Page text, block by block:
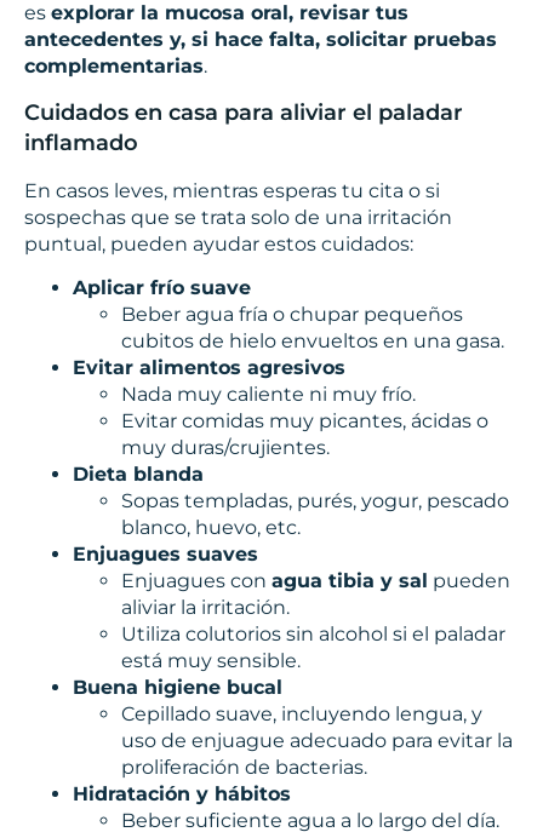
es explorar la mucosa oral, revisar tus
antecedentes y, si hace falta, solicitar pruebas
complementarias.
Cuidados en casa para aliviar el paladar
inflamado
En casos leves, mientras esperas tu cita o si
sospechas que se trata solo de una irritación
puntual, pueden ayudar estos cuidados:
Aplicar frío suave
Beber agua fría o chupar pequeños
cubitos de hielo envueltos en una gasa.
Evitar alimentos agresivos
Nada muy caliente ni muy frío.
Evitar comidas muy picantes, ácidas o
muy duras/crujientes.
Dieta blanda
Sopas templadas, purés, yogur, pescado
blanco, huevo, etc.
Enjuagues suaves
Enjuagues con agua tibia y sal pueden
aliviar la irritación.
Utiliza colutorios sin alcohol si el paladar
está muy sensible.
Buena higiene bucal
Cepillado suave, incluyendo lengua, y
uso de enjuague adecuado para evitar la
proliferación de bacterias.
Hidratación y hábitos
Beber suficiente agua a lo largo del día.